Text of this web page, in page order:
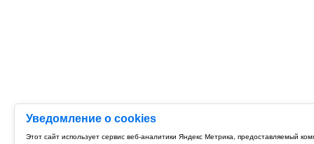
Уведомление о cookies
Этот сайт использует сервис веб-аналитики Яндекс Метрика, предоставляемый